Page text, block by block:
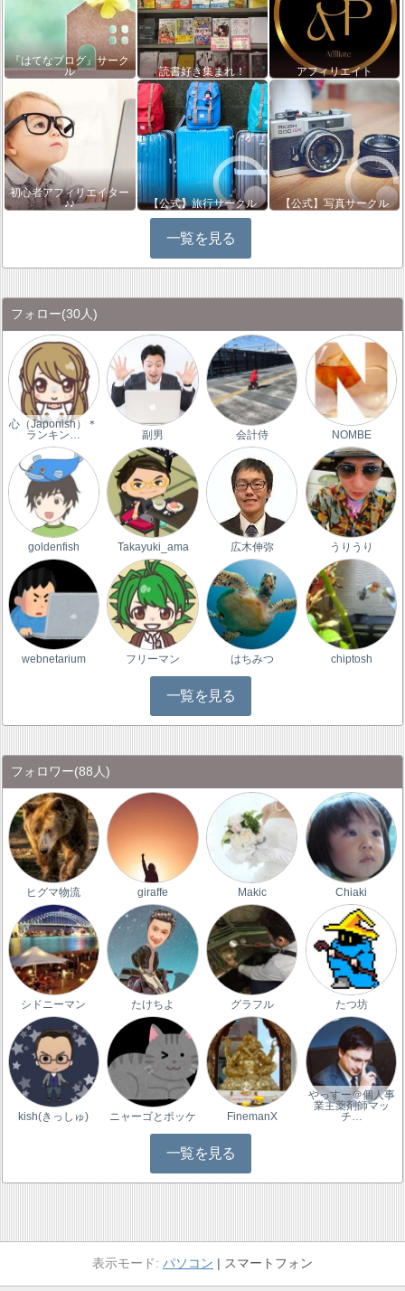
『はてなブログ』サーク
ル
読書好き集まれ！ アフィリエイト
初心者アフィリエイター
♪♪
【公式】旅行サークル 【公式】写真サークル
一覧を見る
フォロー(30人)
心（Japonish）＊
ランキン…
副男 会計侍 NOMBE
goldenfish Takayuki_ama 広木伸弥 うりうり
webnetarium フリーマン はちみつ chiptosh
一覧を見る
フォロワー(88人)
ヒグマ物流 giraffe Makic Chiaki
シドニーマン たけちよ グラフル たつ坊
kish(きっしゅ) ニャーゴとポッケ FinemanX
やっすー＠個人事
業主薬剤師マッ
チ…
一覧を見る
パソコン スマートフォン